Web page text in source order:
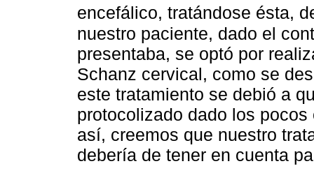
encefálico, tratándose ésta,
nuestro paciente, dado el
presentaba, se optó por
Schanz cervical, como se
este tratamiento se debió a
protocolizado dado los
así, creemos que nuestro
debería de tener en cuenta